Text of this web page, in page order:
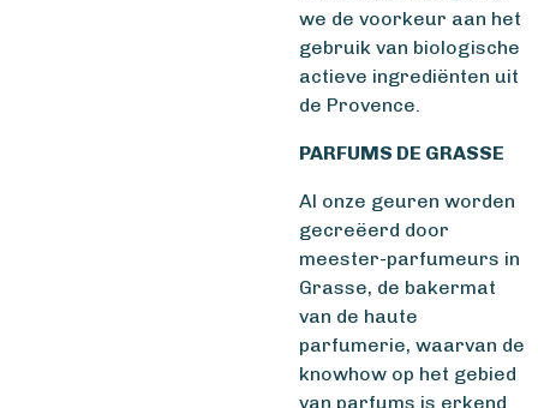
we de voorkeur aan het
gebruik van biologische
actieve ingrediënten uit
de Provence.
PARFUMS DE GRASSE
Al onze geuren worden
gecreëerd door
meester-parfumeurs in
Grasse, de bakermat
van de haute
parfumerie, waarvan de
knowhow op het gebied
van parfums is erkend